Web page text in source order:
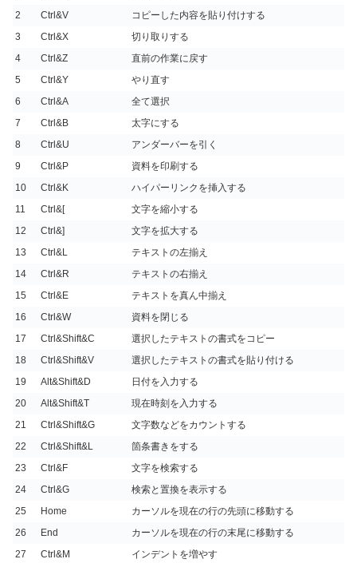
2
Ctrl&V
コピーした内容を貼り付けする
3
Ctrl&X
切り取りする
4
Ctrl&Z
直前の作業に戻す
5
Ctrl&Y
やり直す
6
Ctrl&A
全て選択
7
Ctrl&B
太字にする
8
Ctrl&U
アンダーバーを引く
9
Ctrl&P
資料を印刷する
10
Ctrl&K
ハイパーリンクを挿入する
11
Ctrl&[
文字を縮小する
12
Ctrl&]
文字を拡大する
13
Ctrl&L
テキストの左揃え
14
Ctrl&R
テキストの右揃え
15
Ctrl&E
テキストを真ん中揃え
16
Ctrl&W
資料を閉じる
17
Ctrl&Shift&C
選択したテキストの書式をコピー
18
Ctrl&Shift&V
選択したテキストの書式を貼り付ける
19
Alt&Shift&D
日付を入力する
20
Alt&Shift&T
現在時刻を入力する
21
Ctrl&Shift&G
文字数などをカウントする
22
Ctrl&Shift&L
箇条書きをする
23
Ctrl&F
文字を検索する
24
Ctrl&G
検索と置換を表示する
25
Home
カーソルを現在の行の先頭に移動する
26
End
カーソルを現在の行の末尾に移動する
27
Ctrl&M インデントを増やす